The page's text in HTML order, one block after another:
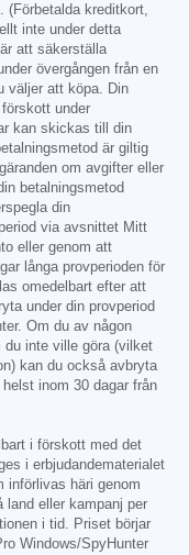
(Förbetalda kreditkort,
inte under detta
att säkerställa
övergången från en
väljer att köpa. Din
under
kan skickas till din
är giltig
om avgifter eller
betalningsmetod
din
via avsnittet Mitt
eller genom att
långa provperioden för
omedelbart efter att
under din provperiod
Om du av någon
du inte ville göra (vilket
kan du också avbryta
inom 30 dagar från
i förskott med det
i erbjudandematerialet
införlivas häri genom
land eller kampanj per
i tid. Priset börjar
Windows/SpyHunter